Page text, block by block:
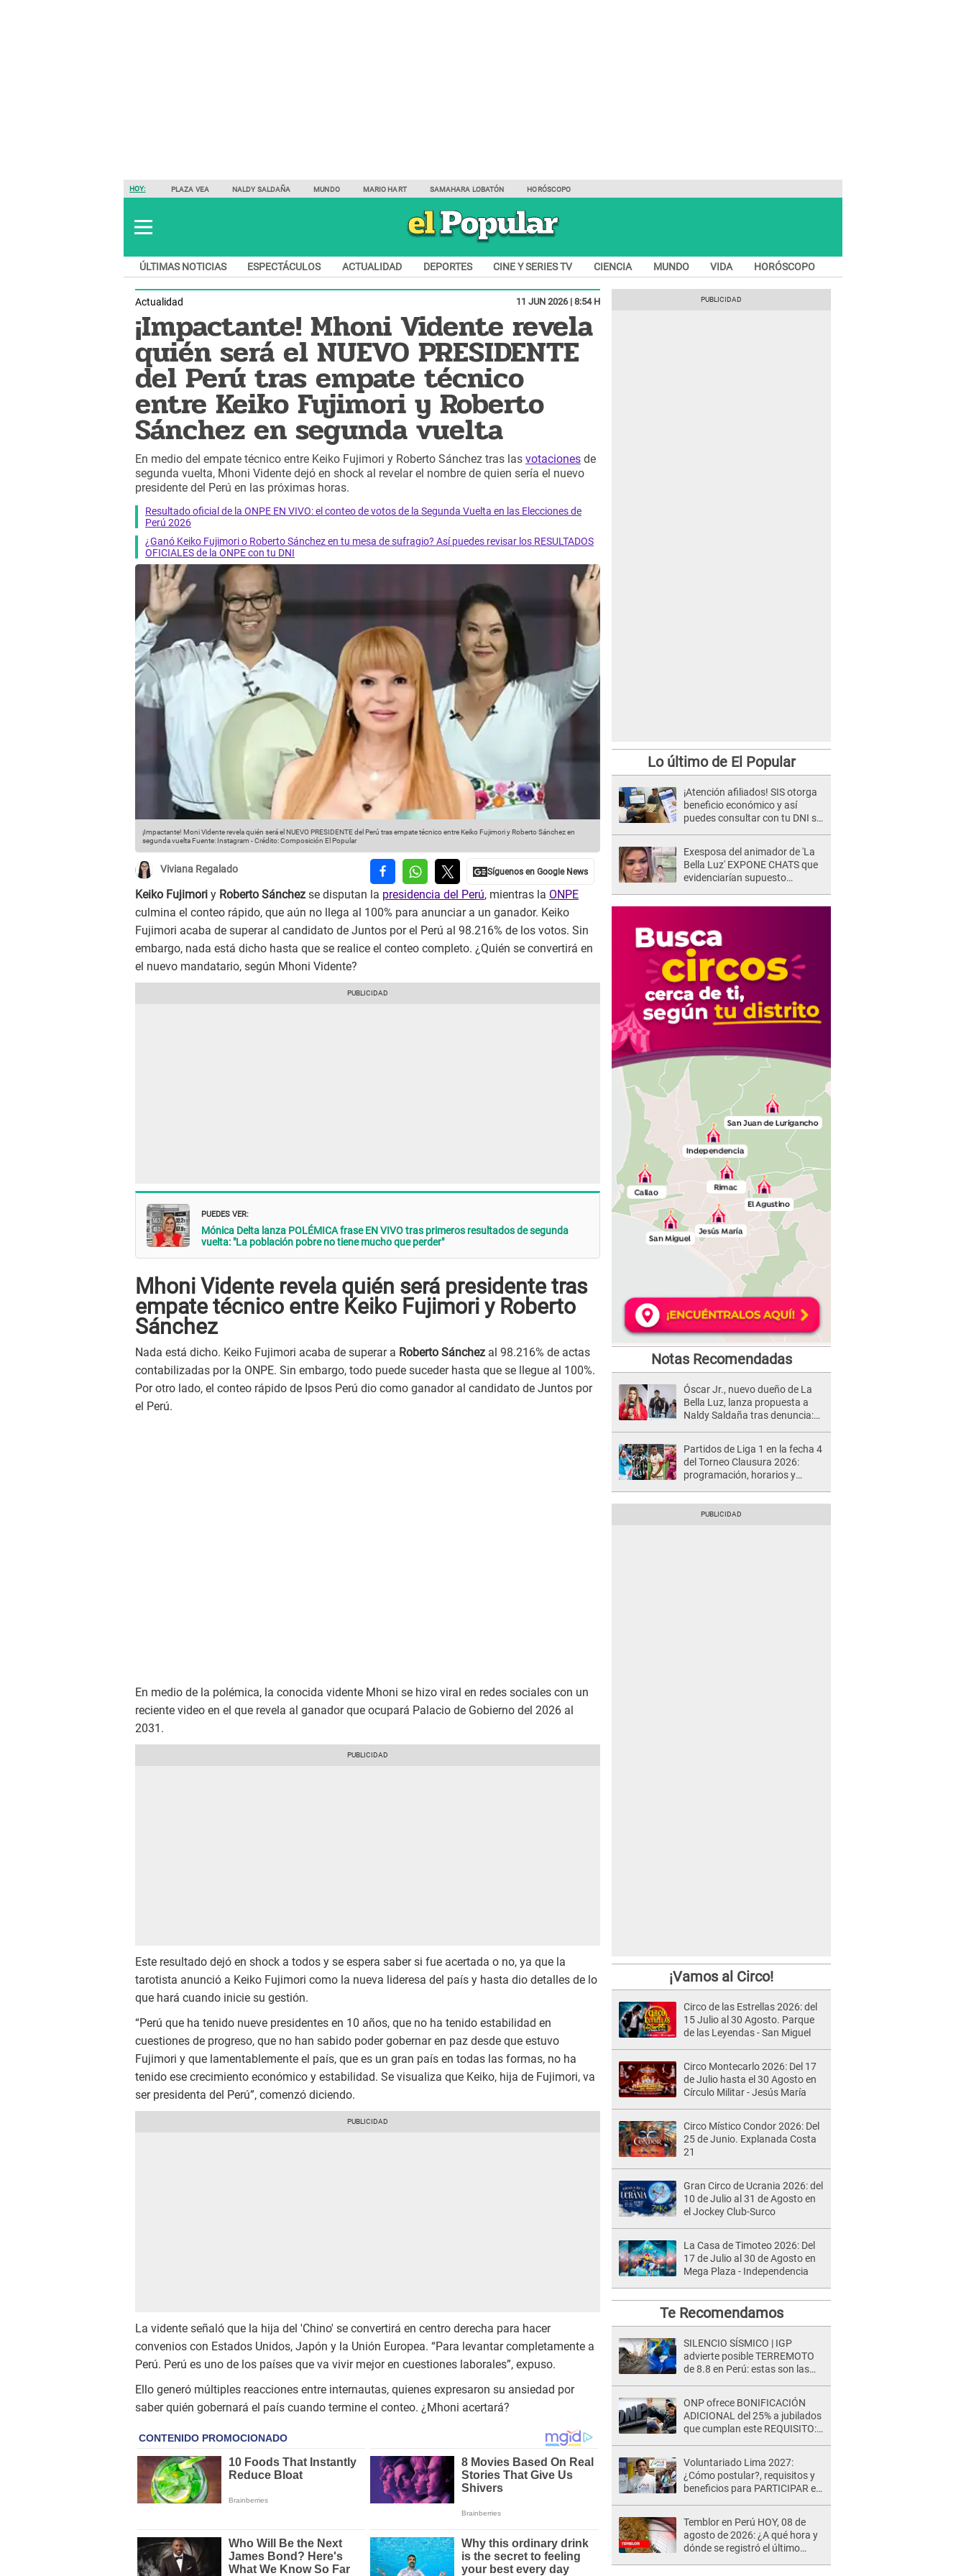
HOY: PLAZA VEA NALDY SALDAÑA MUNDO MARIO HART SAMAHARA LOBATÓN HORÓSCOPO
ÚLTIMAS NOTICIAS ESPECTÁCULOS ACTUALIDAD DEPORTES CINE Y SERIES TV CIENCIA MUNDO VIDA HORÓSCOPO
Actualidad 11 JUN 2026 | 8:54 H
¡Impactante! Mhoni Vidente revela
quién será el NUEVO PRESIDENTE
del Perú tras empate técnico
entre Keiko Fujimori y Roberto
Sánchez en segunda vuelta
En medio del empate técnico entre Keiko Fujimori y Roberto Sánchez tras las votaciones de
segunda vuelta, Mhoni Vidente dejó en shock al revelar el nombre de quien sería el nuevo
presidente del Perú en las próximas horas.
Resultado oficial de la ONPE EN VIVO: el conteo de votos de la Segunda Vuelta en las Elecciones de
Perú 2026
¿Ganó Keiko Fujimori o Roberto Sánchez en tu mesa de sufragio? Así puedes revisar los RESULTADOS
OFICIALES de la ONPE con tu DNI
¡Impactante! Moni Vidente revela quién será el NUEVO PRESIDENTE del Perú tras empate técnico entre Keiko Fujimori y Roberto Sánchez en
segunda vuelta Fuente: Instagram -Crédito: Composición El Popular
Viviana Regalado
Keiko Fujimori y Roberto Sánchez se disputan la presidencia del Perú, mientras la ONPE
culmina el conteo rápido, que aún no llega al 100% para anunciar a un ganador. Keiko
Fujimori acaba de superar al candidato de Juntos por el Perú al 98.216% de los votos. Sin
embargo, nada está dicho hasta que se realice el conteo completo. ¿Quién se convertirá en
el nuevo mandatario, según Mhoni Vidente?
PUEDES VER:
Mónica Delta lanza POLÉMICA frase EN VIVO tras primeros resultados de segunda
vuelta: "La población pobre no tiene mucho que perder"
Mhoni Vidente revela quién será presidente tras
empate técnico entre Keiko Fujimori y Roberto
Sánchez
Nada está dicho. Keiko Fujimori acaba de superar a Roberto Sánchez al 98.216% de actas
contabilizadas por la ONPE. Sin embargo, todo puede suceder hasta que se llegue al 100%.
Por otro lado, el conteo rápido de Ipsos Perú dio como ganador al candidato de Juntos por
el Perú.
En medio de la polémica, la conocida vidente Mhoni se hizo viral en redes sociales con un
reciente video en el que revela al ganador que ocupará Palacio de Gobierno del 2026 al
2031.
Este resultado dejó en shock a todos y se espera saber si fue acertada o no, ya que la
tarotista anunció a Keiko Fujimori como la nueva lideresa del país y hasta dio detalles de lo
que hará cuando inicie su gestión.
“Perú que ha tenido nueve presidentes en 10 años, que no ha tenido estabilidad en
cuestiones de progreso, que no han sabido poder gobernar en paz desde que estuvo
Fujimori y que lamentablemente el país, que es un gran país en todas las formas, no ha
tenido ese crecimiento económico y estabilidad. Se visualiza que Keiko, hija de Fujimori, va
ser presidenta del Perú”, comenzó diciendo.
La vidente señaló que la hija del 'Chino' se convertirá en centro derecha para hacer
convenios con Estados Unidos, Japón y la Unión Europea. “Para levantar completamente a
Perú. Perú es uno de los países que va vivir mejor en cuestiones laborales”, expuso.
Ello generó múltiples reacciones entre internautas, quienes expresaron su ansiedad por
saber quién gobernará el país cuando termine el conteo. ¿Mhoni acertará?
Lo último de El Popular
¡Atención afiliados! SIS otorga
beneficio económico y así
puedes consultar con tu DNI si
Exesposa del animador de 'La
Bella Luz' EXPONE CHATS que
evidenciarían supuesto
Notas Recomendadas
Óscar Jr., nuevo dueño de La
Bella Luz, lanza propuesta a
Naldy Saldaña tras denuncia:
Partidos de Liga 1 en la fecha 4
del Torneo Clausura 2026:
programación, horarios y
¡Vamos al Circo!
Circo de las Estrellas 2026: del
15 Julio al 30 Agosto. Parque
de las Leyendas - San Miguel
Circo Montecarlo 2026: Del 17
de Julio hasta el 30 Agosto en
Círculo Militar - Jesús María
Circo Místico Condor 2026: Del
25 de Junio. Explanada Costa
21
Gran Circo de Ucrania 2026: del
10 de Julio al 31 de Agosto en
el Jockey Club-Surco
La Casa de Timoteo 2026: Del
17 de Julio al 30 de Agosto en
Mega Plaza - Independencia
Te Recomendamos
SILENCIO SÍSMICO | IGP
advierte posible TERREMOTO
de 8.8 en Perú: estas son las
ONP ofrece BONIFICACIÓN
ADICIONAL del 25% a jubilados
que cumplan este REQUISITO:
Voluntariado Lima 2027:
¿Cómo postular?, requisitos y
beneficios para PARTICIPAR en
Temblor en Perú HOY, 08 de
agosto de 2026: ¿A qué hora y
dónde se registró el último